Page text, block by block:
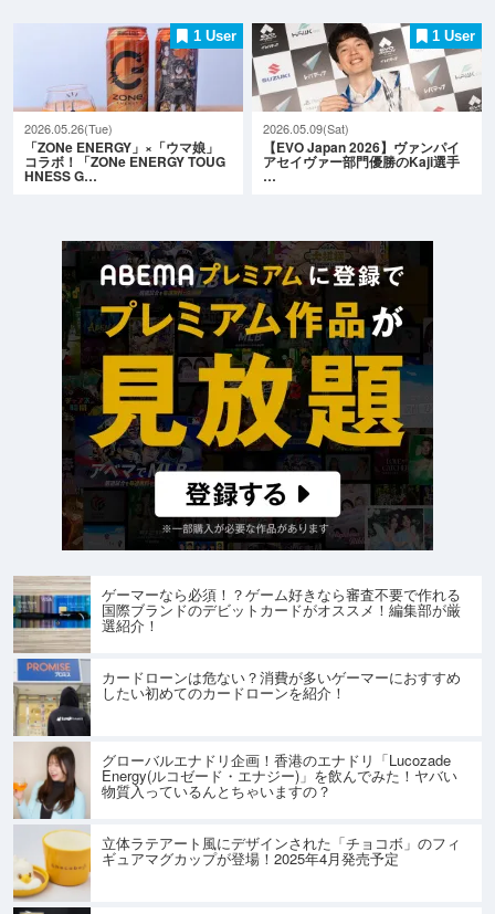
1 User
2026.05.26(Tue)
「ZONe ENERGY」×「ウマ娘」
コラボ！「ZONe ENERGY TOUG
HNESS G…
1 User
2026.05.09(Sat)
【EVO Japan 2026】ヴァンパイ
アセイヴァー部門優勝のKaji選手
…
ゲーマーなら必須！？ゲーム好きなら審査不要で作れる
国際ブランドのデビットカードがオススメ！編集部が厳
選紹介！
カードローンは危ない？消費が多いゲーマーにおすすめ
したい初めてのカードローンを紹介！
グローバルエナドリ企画！香港のエナドリ「Lucozade
Energy(ルコゼード・エナジー)」を飲んでみた！ヤバい
物質入っているんとちゃいますの？
立体ラテアート風にデザインされた「チョコボ」のフィ
ギュアマグカップが登場！2025年4月発売予定